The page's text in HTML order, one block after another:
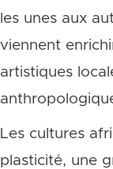
les unes aux
viennent
artistiques
Les cultures
plasticité, une